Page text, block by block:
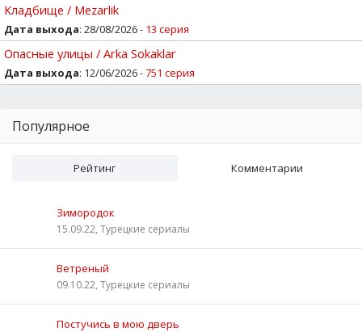
Кладбище / Mezarlik
Дата выхода: 28/08/2026 - 13 серия
Опасные улицы / Arka Sokaklar
Дата выхода: 12/06/2026 -751 серия
Популярное
Рейтинг Комментарии
Зимородок
15.09.22, Турецкие сериалы
Ветреный
09.10.22, Турецкие сериалы
Постучись в мою дверь